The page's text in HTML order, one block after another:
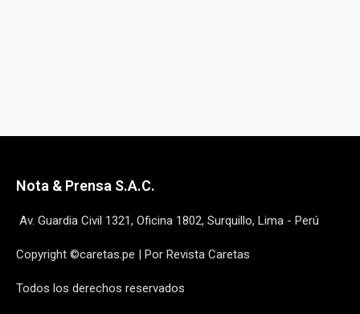
Nota & Prensa S.A.C.
Av. Guardia Civil 1321, Oficina 1802, Surquillo, Lima - Perú
Copyright ©caretas.pe | Por Revista Caretas
Todos los derechos reservados